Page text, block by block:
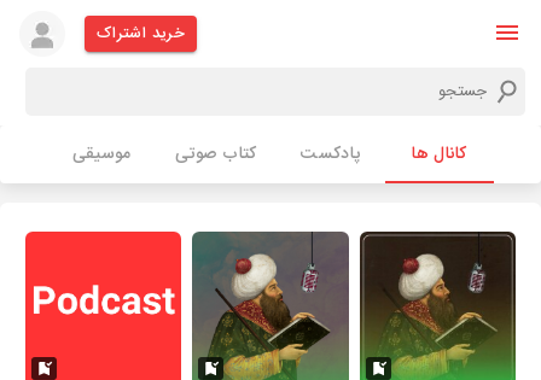
خرید اشتراک
کانال ها پادکست کتاب صوتی موسیقی